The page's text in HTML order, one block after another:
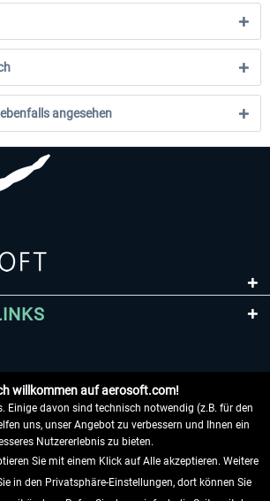
angesehen
willkommen auf aerosoft.com!
Einige davon sind technisch notwendig (z.B. für den
uns, unser Angebot zu verbessern und Ihnen ein
Nutzererlebnis zu bieten.
Sie mit einem Klick auf Alle akzeptieren. Weitere
in den Privatsphäre-Einstellungen, dort können Sie